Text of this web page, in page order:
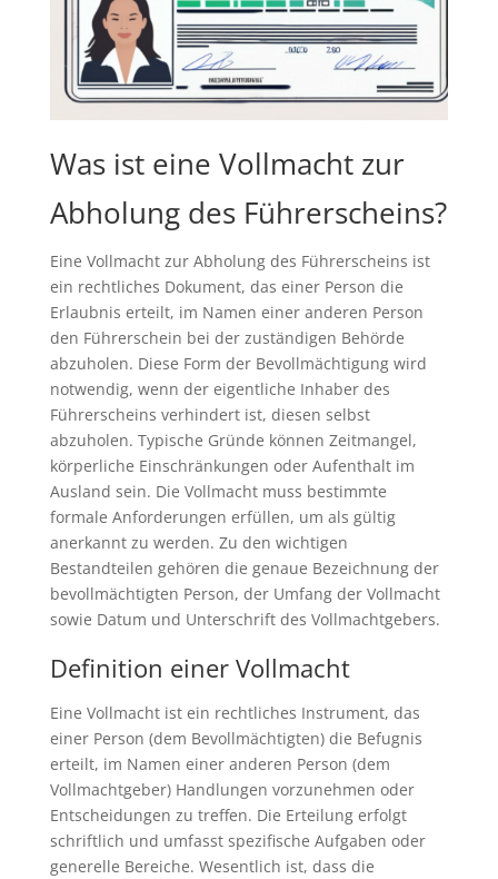
Was ist eine Vollmacht zur
Abholung des Führerscheins?
Eine Vollmacht zur Abholung des Führerscheins ist
ein rechtliches Dokument, das einer Person die
Erlaubnis erteilt, im Namen einer anderen Person
den Führerschein bei der zuständigen Behörde
abzuholen. Diese Form der Bevollmächtigung wird
notwendig, wenn der eigentliche Inhaber des
Führerscheins verhindert ist, diesen selbst
abzuholen. Typische Gründe können Zeitmangel,
körperliche Einschränkungen oder Aufenthalt im
Ausland sein. Die Vollmacht muss bestimmte
formale Anforderungen erfüllen, um als gültig
anerkannt zu werden. Zu den wichtigen
Bestandteilen gehören die genaue Bezeichnung der
bevollmächtigten Person, der Umfang der Vollmacht
sowie Datum und Unterschrift des Vollmachtgebers.
Definition einer Vollmacht
Eine Vollmacht ist ein rechtliches Instrument, das
einer Person (dem Bevollmächtigten) die Befugnis
erteilt, im Namen einer anderen Person (dem
Vollmachtgeber) Handlungen vorzunehmen oder
Entscheidungen zu treffen. Die Erteilung erfolgt
schriftlich und umfasst spezifische Aufgaben oder
generelle Bereiche. Wesentlich ist, dass die